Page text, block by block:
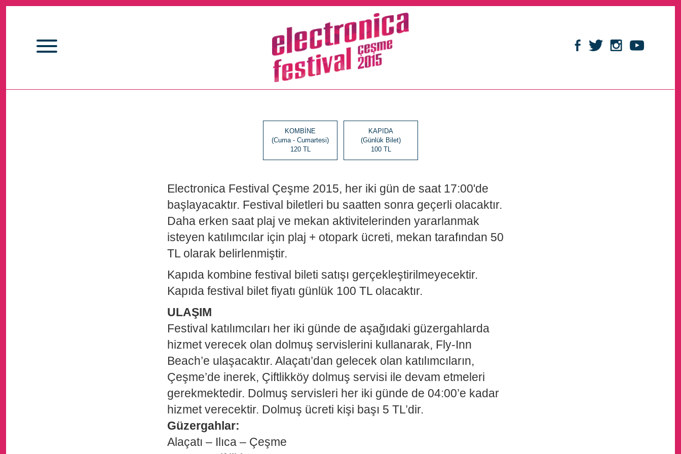
KOMBİNE
(Cuma - Cumartesi)
120 TL
KAPIDA
(Günlük Bilet)
100 TL
Electronica Festival Çeşme 2015, her iki gün de saat 17:00'de
başlayacaktır. Festival biletleri bu saatten sonra geçerli olacaktır.
Daha erken saat plaj ve mekan aktivitelerinden yararlanmak
isteyen katılımcılar için plaj + otopark ücreti, mekan tarafından 50
TL olarak belirlenmiştir.
Kapıda kombine festival bileti satışı gerçekleştirilmeyecektir.
Kapıda festival bilet fiyatı günlük 100 TL olacaktır.
ULAŞIM
Festival katılımcıları her iki günde de aşağıdaki güzergahlarda
hizmet verecek olan dolmuş servislerini kullanarak, Fly-Inn
Beach’e ulaşacaktır. Alaçatı’dan gelecek olan katılımcıların,
Çeşme’de inerek, Çiftlikköy dolmuş servisi ile devam etmeleri
gerekmektedir. Dolmuş servisleri her iki günde de 04:00’e kadar
hizmet verecektir. Dolmuş ücreti kişi başı 5 TL’dir.
Güzergahlar:
Alaçatı – Ilıca – Çeşme